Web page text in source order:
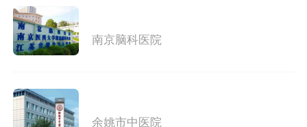
南京脑科医院
余姚市中医院